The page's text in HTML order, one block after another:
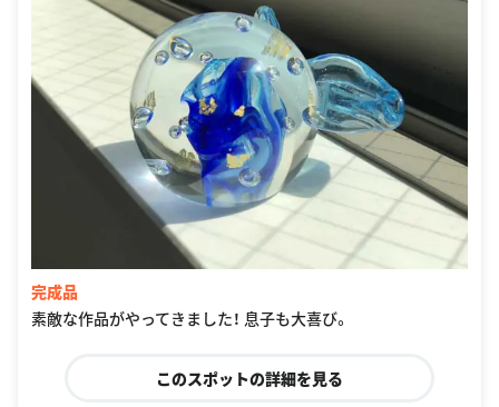
完成品
素敵な作品がやってきました！ 息子も大喜び。
このスポットの詳細を見る